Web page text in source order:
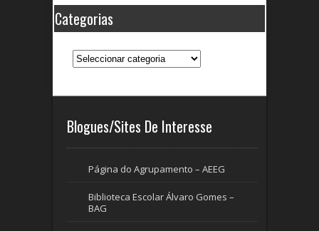
Categorias
Categorias
Blogues/Sites De Interesse
Página do Agrupamento – AEEG
Biblioteca Escolar Álvaro Gomes –
BAG